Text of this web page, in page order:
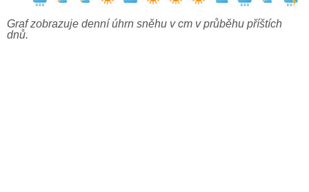
Graf zobrazuje denní úhrn sněhu v cm v průběhu příštích
dnů.